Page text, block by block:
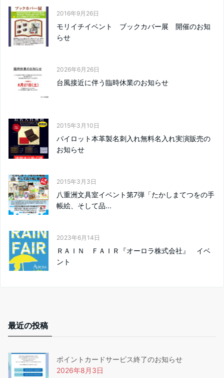
2016年9月26日
モリイチイベント ブックカバー展 開催のお知
らせ
2026年6月26日
台風接近に伴う臨時休業のお知らせ
2015年3月10日
パイロット本革製名刺入れ無料名入れ実演販売の
お知らせ
2015年3月3日
八重洲文具室イベント第7弾「たかしまてつをの手
帳絵、そして品...
2023年6月14日
ＲＡＩＮ ＦＡＩＲ『オーロラ株式会社』 イベ
ント
最近の投稿
ポイントカードサービス終了のお知らせ
2026年8月3日